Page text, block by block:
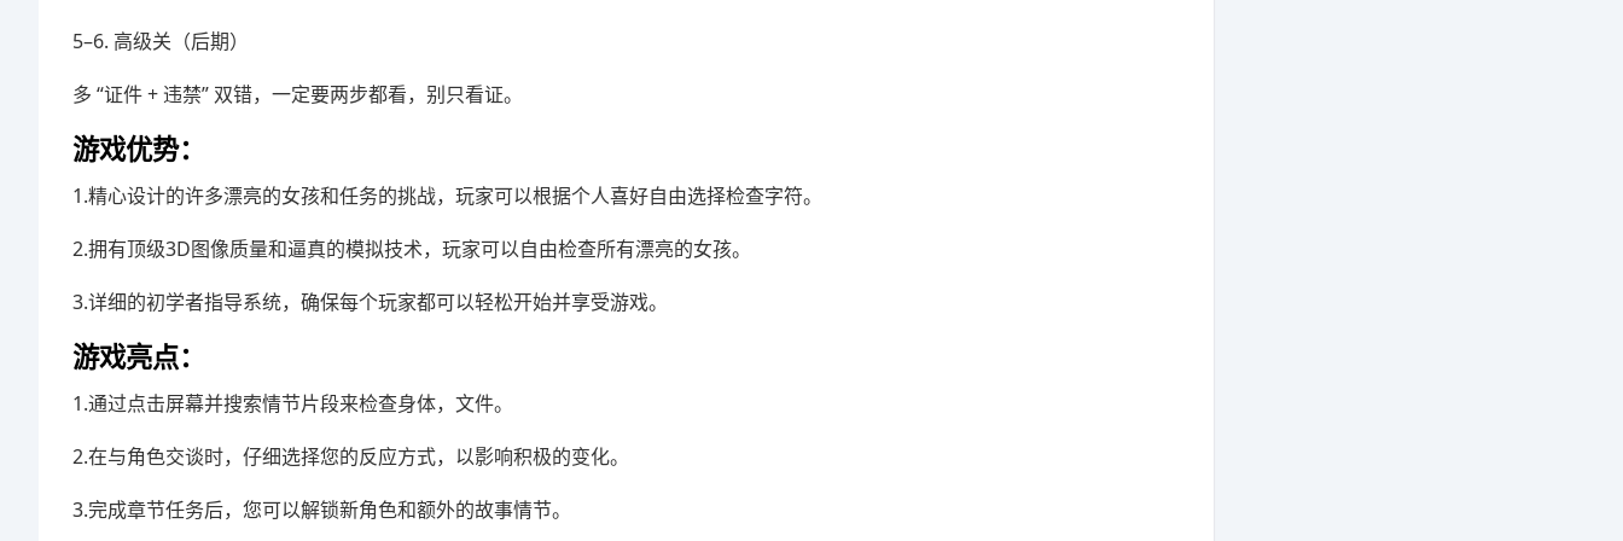
5–6. 高级关（后期）
多 “证件 + 违禁” 双错，一定要两步都看，别只看证。
游戏优势：
1.精心设计的许多漂亮的女孩和任务的挑战，玩家可以根据个人喜好自由选择检查字符。
2.拥有顶级3D图像质量和逼真的模拟技术，玩家可以自由检查所有漂亮的女孩。
3.详细的初学者指导系统，确保每个玩家都可以轻松开始并享受游戏。
游戏亮点：
1.通过点击屏幕并搜索情节片段来检查身体，文件。
2.在与角色交谈时，仔细选择您的反应方式，以影响积极的变化。
3.完成章节任务后，您可以解锁新角色和额外的故事情节。